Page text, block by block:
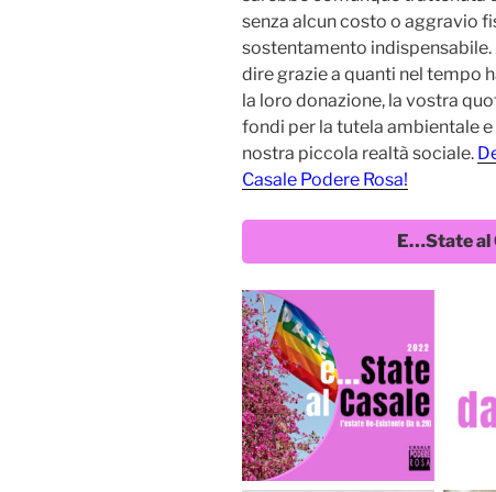
senza alcun costo o aggravio
sostentamento indispensabile.
dire grazie a quanti nel tempo
la loro donazione, la vostra
fondi per la tutela ambientale
nostra piccola realtà sociale.
Casale Podere Rosa!
E…State al